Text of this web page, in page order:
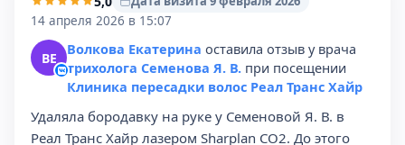
14 апреля 2026 в 15:07
ВЕ Волкова Екатерина оставила отзыв у врача
трихолога Семенова Я. В. при посещении
Клиника пересадки волос Реал Транс Хайр
Удаляла бородавку на руке у Семеновой Я. В. в
Реал Транс Хайр лазером Sharplan CO2. До этого